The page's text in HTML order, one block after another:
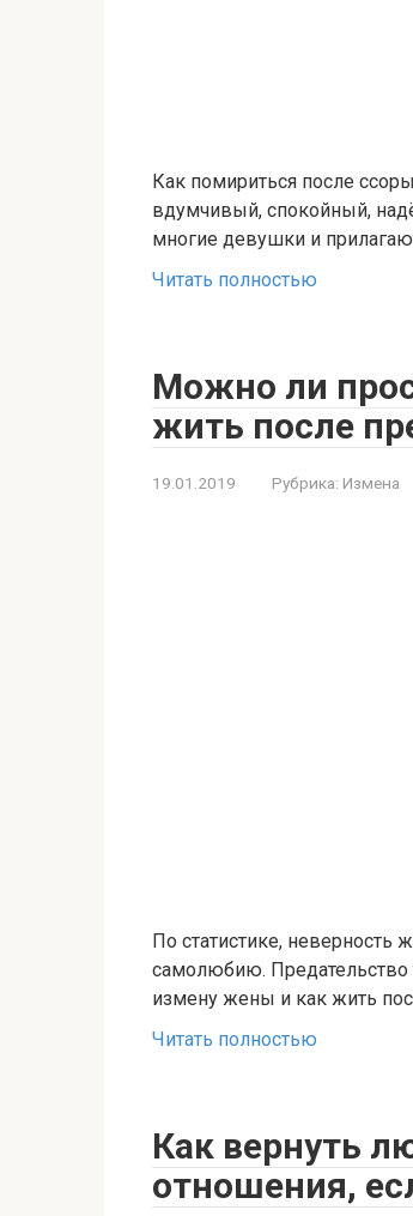
Как помириться после
вдумчивый, спокойный,
многие девушки и
Читать полностью
Можно ли
жить после
19.01.2019 Рубрика: Измена
По статистике,
самолюбию. Предательство
измену жены и как жить
Читать полностью
Как вернуть
отношения,